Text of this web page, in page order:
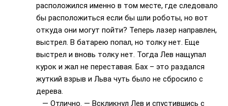
расположился именно в том месте, где следовало
бы расположиться если бы шли роботы, но вот
откуда они могут пойти? Теперь лазер направлен,
выстрел. В батарею попал, но толку нет. Еще
выстрел и вновь толку нет. Тогда Лев нащупал
курок и жал не переставая. Бах – это раздался
жуткий взрыв и Льва чуть было не сбросило с
дерева.
— Отлично. — Вскликнул Лев и спустившись с